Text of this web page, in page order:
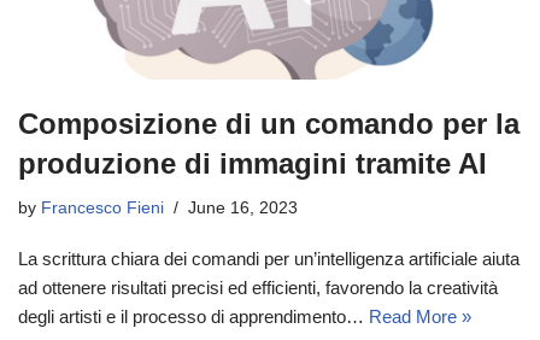
Composizione di un comando per la
produzione di immagini tramite AI
by Francesco Fieni June 16, 2023
La scrittura chiara dei comandi per un’intelligenza artificiale aiuta
ad ottenere risultati precisi ed efficienti, favorendo la creatività
degli artisti e il processo di apprendimento… Read More »